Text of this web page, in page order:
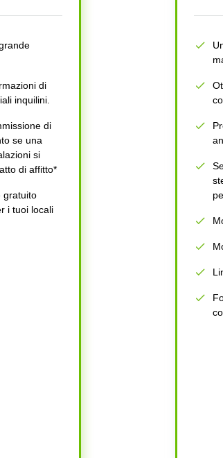
di
inquilini.
di
se una
si
di affitto*
gratuito
i tuoi locali